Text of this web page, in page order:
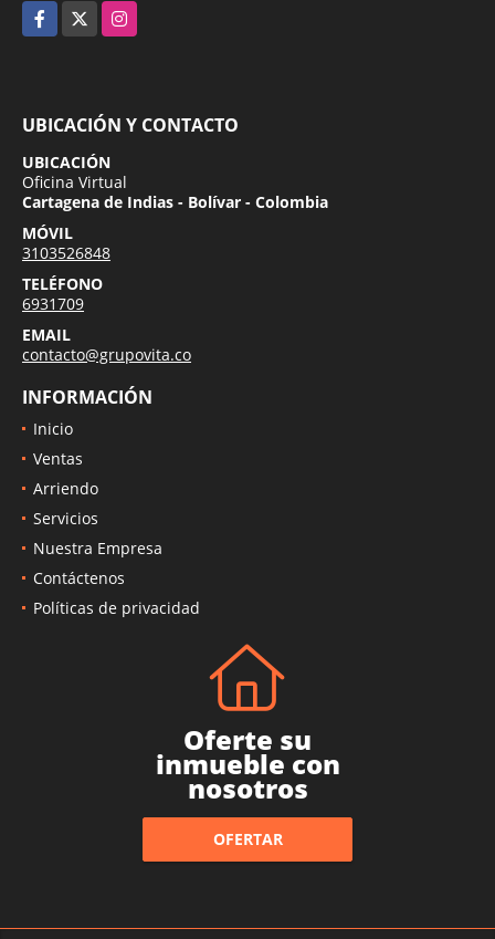
Facebook Instagram
UBICACIÓN Y CONTACTO
UBICACIÓN
Oficina Virtual
Cartagena de Indias - Bolívar - Colombia
MÓVIL
3103526848
TELÉFONO
6931709
EMAIL
contacto@grupovita.co
INFORMACIÓN
Inicio
Ventas
Arriendo
Servicios
Nuestra Empresa
Contáctenos
Políticas de privacidad
Oferte su
inmueble con
nosotros
OFERTAR